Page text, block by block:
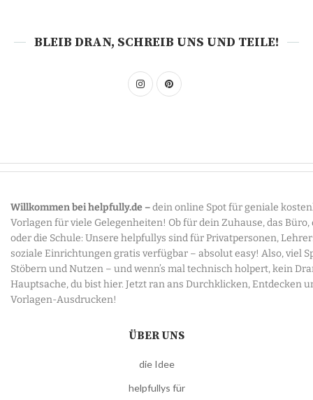
BLEIB DRAN, SCHREIB UNS UND TEILE!
Willkommen bei helpfully.de –dein online Spot für geniale
Vorlagen für viele Gelegenheiten! Ob für dein Zuhause, das Büro,
oder die Schule: Unsere helpfullys sind für Privatpersonen,
soziale Einrichtungen gratis verfügbar – absolut easy! Also, viel
Stöbern und Nutzen – und wenn’s mal technisch holpert, kein
Hauptsache, du bist hier. Jetzt ran ans Durchklicken, Entdecken
Vorlagen-Ausdrucken!
ÜBER UNS
die Idee
helpfullys für